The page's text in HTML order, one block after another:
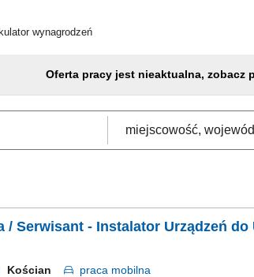
wynagrodzeń
Oferta pracy jest nieaktualna, zobacz
/ Serwisant - Instalator Urządzeń do
Kościan praca mobilna